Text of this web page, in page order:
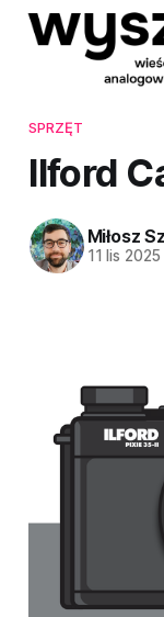
SPRZĘT
Ilford
Miłosz
11 lis 2025